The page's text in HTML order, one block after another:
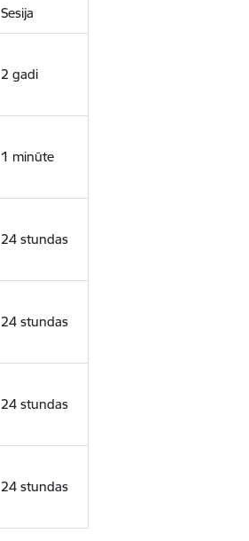
Sesija
2 gadi
1 minūte
24 stundas
24 stundas
24 stundas
24 stundas